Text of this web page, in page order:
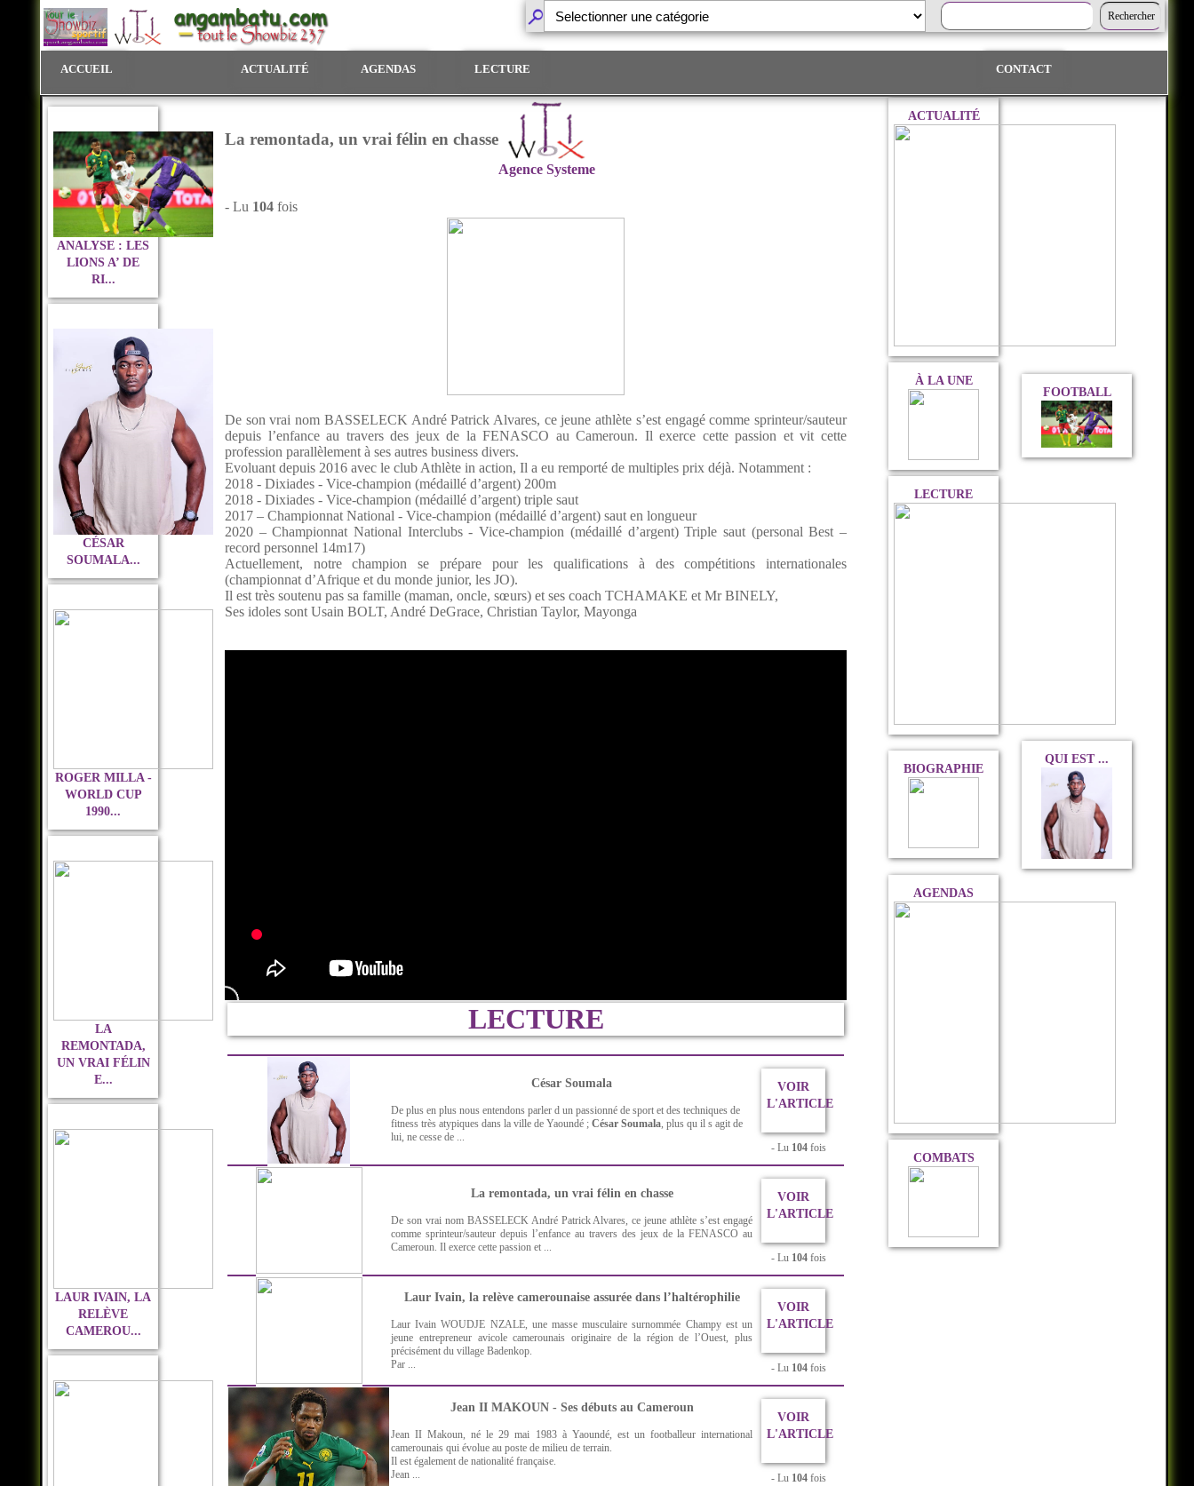
ACCUEIL ACTUALITÉ AGENDAS LECTURE CONTACT
ANALYSE : LES
LIONS A’ DE
RI...
CÉSAR
SOUMALA...
ROGER MILLA -
WORLD CUP
1990...
LA
REMONTADA,
UN VRAI FÉLIN
E...
LAUR IVAIN, LA
RELÈVE
CAMEROU...
La remontada, un vrai félin en chasse
Agence Systeme
- Lu 104 fois
De son vrai nom BASSELECK André Patrick Alvares, ce jeune athlète s’est engagé comme sprinteur/sauteur
depuis l’enfance au travers des jeux de la FENASCO au Cameroun. Il exerce cette passion et vit cette
profession parallèlement à ses autres business divers.
Evoluant depuis 2016 avec le club Athlète in action, Il a eu remporté de multiples prix déjà. Notamment :
2018 - Dixiades - Vice-champion (médaillé d’argent) 200m
2018 - Dixiades - Vice-champion (médaillé d’argent) triple saut
2017 – Championnat National - Vice-champion (médaillé d’argent) saut en longueur
2020 – Championnat National Interclubs - Vice-champion (médaillé d’argent) Triple saut (personal Best –
record personnel 14m17)
Actuellement, notre champion se prépare pour les qualifications à des compétitions internationales
(championnat d’Afrique et du monde junior, les JO).
Il est très soutenu pas sa famille (maman, oncle, sœurs) et ses coach TCHAMAKE et Mr BINELY,
Ses idoles sont Usain BOLT, André DeGrace, Christian Taylor, Mayonga
LECTURE
César Soumala
De plus en plus nous entendons parler d un passionné de sport et des techniques de
fitness très atypiques dans la ville de Yaoundé ; César Soumala, plus qu il s agit de
lui, ne cesse de ...
VOIR
L'ARTICLE
- Lu 104 fois
La remontada, un vrai félin en chasse
De son vrai nom BASSELECK André Patrick Alvares, ce jeune athlète s’est engagé
comme sprinteur/sauteur depuis l’enfance au travers des jeux de la FENASCO au
Cameroun. Il exerce cette passion et ...
VOIR
L'ARTICLE
- Lu 104 fois
Laur Ivain, la relève camerounaise assurée dans l’haltérophilie
Laur Ivain WOUDJE NZALE, une masse musculaire surnommée Champy est un
jeune entrepreneur avicole camerounais originaire de la région de l’Ouest, plus
précisément du village Badenkop.
Par ...
VOIR
L'ARTICLE
- Lu 104 fois
Jean II MAKOUN - Ses débuts au Cameroun
Jean II Makoun, né le 29 mai 1983 à Yaoundé, est un footballeur international
camerounais qui évolue au poste de milieu de terrain.
Il est également de nationalité française.
Jean ...
VOIR
L'ARTICLE
- Lu 104 fois
ACTUALITÉ
À LA UNE
FOOTBALL
LECTURE
BIOGRAPHIE
QUI EST ...
AGENDAS
COMBATS